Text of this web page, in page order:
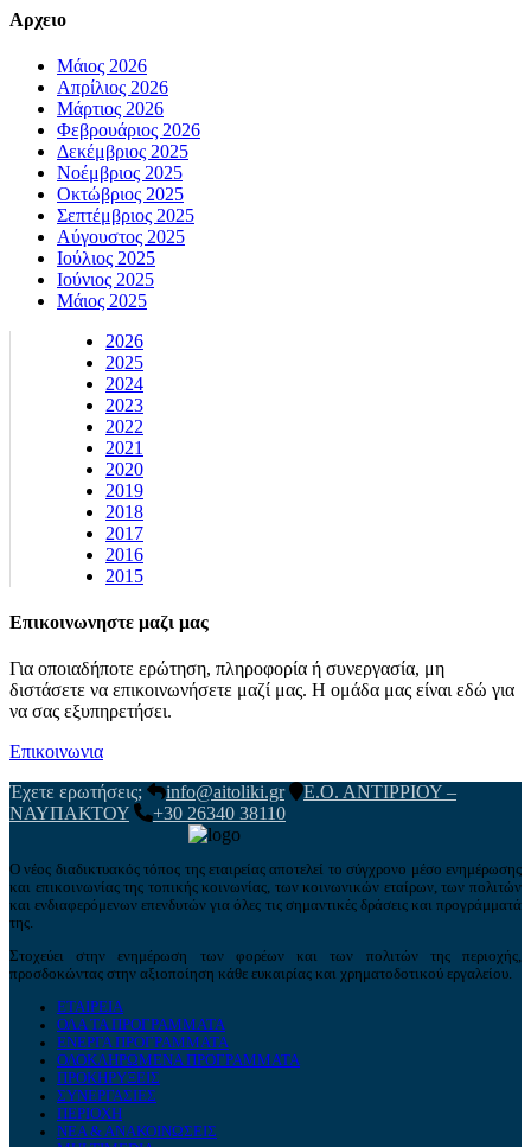
Αρχειο
Μάιος 2026
Απρίλιος 2026
Μάρτιος 2026
Φεβρουάριος 2026
Δεκέμβριος 2025
Νοέμβριος 2025
Οκτώβριος 2025
Σεπτέμβριος 2025
Αύγουστος 2025
Ιούλιος 2025
Ιούνιος 2025
Μάιος 2025
2026
2025
2024
2023
2022
2021
2020
2019
2018
2017
2016
2015
Επικοινωνηστε μαζι μας
Για οποιαδήποτε ερώτηση, πληροφορία ή συνεργασία, μη
διστάσετε να επικοινωνήσετε μαζί μας. Η ομάδα μας είναι εδώ για
να σας εξυπηρετήσει.
Επικοινωνια
Έχετε ερωτήσεις;
info@aitoliki.gr
Ε.Ο. ΑΝΤΙΡΡΙΟΥ –
ΝΑΥΠΑΚΤΟΥ
+30 26340 38110
Ο νέος διαδικτυακός τόπος της εταιρείας αποτελεί το σύγχρονο μέσο ενημέρωσης
και επικοινωνίας της τοπικής κοινωνίας, των κοινωνικών εταίρων, των πολιτών
και ενδιαφερόμενων επενδυτών για όλες τις σημαντικές δράσεις και προγράμματά
της.
Στοχεύει στην ενημέρωση των φορέων και των πολιτών της περιοχής,
προσδοκώντας στην αξιοποίηση κάθε ευκαιρίας και χρηματοδοτικού εργαλείου.
ΕΤΑΙΡΕΙΑ
ΟΛΑ ΤΑ ΠΡΟΓΡΑΜΜΑΤΑ
ΕΝΕΡΓΑ ΠΡΟΓΡΑΜΜΑΤΑ
ΟΛΟΚΛΗΡΩΜΕΝΑ ΠΡΟΓΡΑΜΜΑΤΑ
ΠΡΟΚΗΡΥΞΕΙΣ
ΣΥΝΕΡΓΑΣΙΕΣ
ΠΕΡΙΟΧΗ
ΝΕΑ & ΑΝΑΚΟΙΝΩΣΕΙΣ